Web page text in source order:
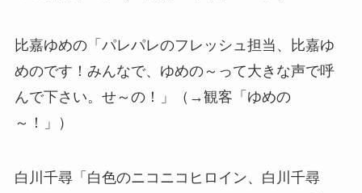
比嘉ゆめの「パレパレのフレッシュ担当、比嘉ゆ
めのです！みんなで、ゆめの～って大きな声で呼
んで下さい。せ～の！」（→観客「ゆめの
～！」）
白川千尋「白色のニコニコヒロイン、白川千尋